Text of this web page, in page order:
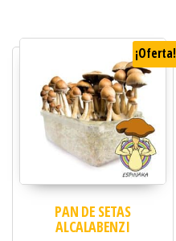
¡Oferta!
PAN DE SETAS
ALCALABENZI